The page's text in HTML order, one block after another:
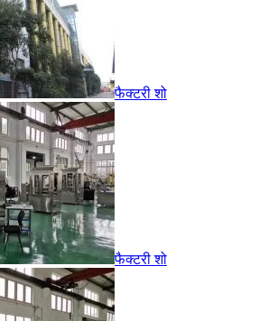
फैक्टरी शो
फैक्टरी शो